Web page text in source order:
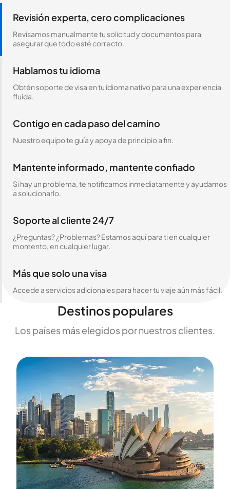
Revisión experta, cero complicaciones
Revisamos manualmente tu solicitud y documentos para
asegurar que todo esté correcto.
Hablamos tu idioma
Obtén soporte de visa en tu idioma nativo para una experiencia
fluida.
Contigo en cada paso del camino
Nuestro equipo te guía y apoya de principio a fin.
Mantente informado, mantente confiado
Si hay un problema, te notificamos inmediatamente y ayudamos
a solucionarlo.
Soporte al cliente 24/7
¿Preguntas? ¿Problemas? Estamos aquí para ti en cualquier
momento, en cualquier lugar.
Más que solo una visa
Accede a servicios adicionales para hacer tu viaje aún más fácil.
Destinos populares
Los países más elegidos por nuestros clientes.